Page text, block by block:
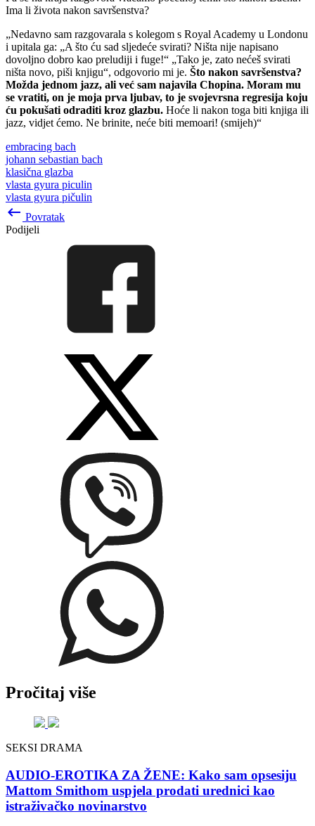
Ima li života nakon savršenstva?
„Nedavno sam razgovarala s kolegom s Royal Academy u Londonu
i upitala ga: „A što ću sad sljedeće svirati? Ništa nije napisano
dovoljno dobro kao preludiji i fuge!“ „Tako je, zato nećeš svirati
ništa novo, piši knjigu“, odgovorio mi je. Što nakon savršenstva?
Možda jednom jazz, ali već sam najavila Chopina. Moram mu
se vratiti, on je moja prva ljubav, to je svojevrsna regresija koju
ću pokušati odraditi kroz glazbu. Hoće li nakon toga biti knjiga ili
jazz, vidjet ćemo. Ne brinite, neće biti memoari! (smijeh)“
embracing bach
johann sebastian bach
klasična glazba
vlasta gyura piculin
vlasta gyura pičulin
keyboard_backspace Povratak
Podijeli
Pročitaj više
SEKSI DRAMA
AUDIO-EROTIKA ZA ŽENE: Kako sam opsesiju
Mattom Smithom uspjela prodati urednici kao
istraživačko novinarstvo